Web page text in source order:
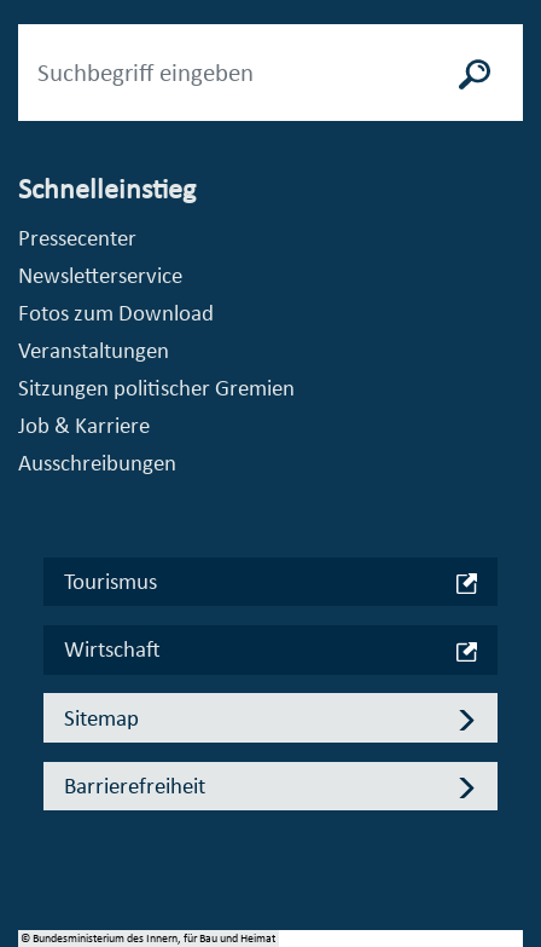
Schnelleinstieg
Pressecenter
Newsletterservice
Fotos zum Download
Veranstaltungen
Sitzungen politischer Gremien
Job & Karriere
Ausschreibungen
Tourismus
Wirtschaft
Sitemap
Barrierefreiheit
© Bundesministerium des Innern, für Bau und Heimat